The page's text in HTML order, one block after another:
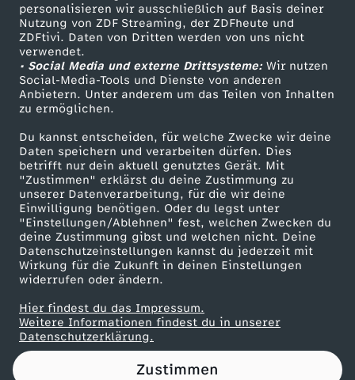
personalisieren wir ausschließlich auf Basis deiner
Nutzung von ZDF Streaming, der ZDFheute und
ZDFtivi. Daten von Dritten werden von uns nicht
verwendet.
• Social Media und externe Drittsysteme:Wir nutzen
Social-Media-Tools und Dienste von anderen
Anbietern. Unter anderem um das Teilen von Inhalten
zu ermöglichen.
Du kannst entscheiden, für welche Zwecke wir deine
Daten speichern und verarbeiten dürfen. Dies
betrifft nur dein aktuell genutztes Gerät. Mit
"Zustimmen" erklärst du deine Zustimmung zu
unserer Datenverarbeitung, für die wir deine
Einwilligung benötigen. Oder du legst unter
"Einstellungen/Ablehnen" fest, welchen Zwecken du
deine Zustimmung gibst und welchen nicht. Deine
Datenschutzeinstellungen kannst du jederzeit mit
Wirkung für die Zukunft in deinen Einstellungen
widerrufen oder ändern.
Hier findest du das Impressum.
Weitere Informationen findest du in unserer
Datenschutzerklärung.
Zustimmen
i
r
a
:
I
c
h
l
i
e
ZDF Unternehmen
Karriere
ZDF goes Schule
Werbefernsehen
Mainzelmännchen
Partner